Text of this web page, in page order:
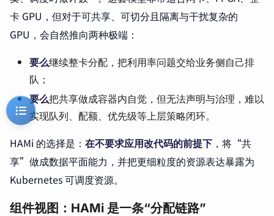
卡 GPU，但对于可共享、可切分且隔离与干扰复杂的
GPU，会自然推向两种极端：
要么继续整卡分配，把利用率问题交给业务侧自己排
队；
要么把共享做成容器内自觉，但无法声明与治理，难以
实现队列、配额、优先级等上层策略闭环。
HAMi 的选择是： 在不要求应用改代码的前提下 ，将“共
享”做成数据平面能力，并把更细粒度的资源表达暴露为
Kubernetes 可调度资源。
组件视图：HAMi 是一条“分配链路”